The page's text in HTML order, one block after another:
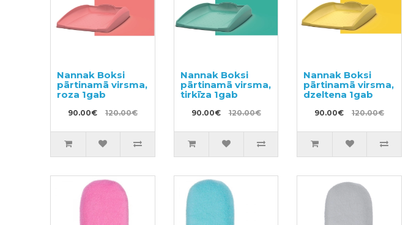
Nannak Boksi
pārtinamā virsma,
roza 1gab
90.00€ 120.00€
Nannak Boksi
pārtinamā virsma,
tirkīza 1gab
90.00€ 120.00€
Nannak Boksi
pārtinamā virsma,
dzeltena 1gab
90.00€ 120.00€